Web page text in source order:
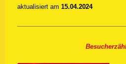
aktualisiert am 15.04.2024